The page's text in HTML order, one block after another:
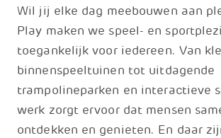
Wil jij elke dag meebouwen aan
Play maken we speel- en
toegankelijk voor iedereen. Van
binnenspeeltuinen tot uitdagende
trampolineparken en interactieve
werk zorgt ervoor dat mensen
ontdekken en genieten. En daar